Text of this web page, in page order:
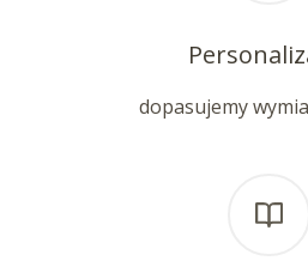
dopasujemy